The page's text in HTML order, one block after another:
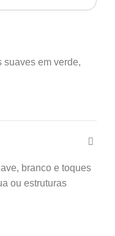
suaves em verde,
branco e toques
ou estruturas